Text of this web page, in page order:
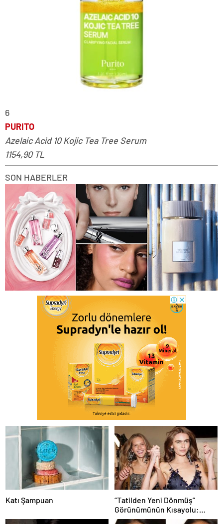
6
PURITO
Azelaic Acid 10 Kojic Tea Tree Serum
1154,90 TL
SON HABERLER
Katı Şampuan
“Tatilden Yeni Dönmüş”
Görünümünün Kısayolu:
Bronzlaştırıcı Damlalar